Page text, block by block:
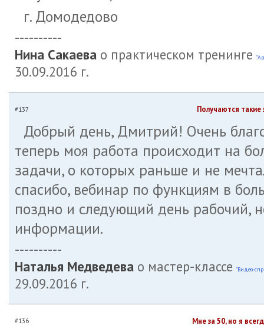
г. Домодедово
----------
Нина Сакаева о практическом тренинге
30.09.2016 г.
#137 Получаются
Добрый день, Дмитрий! Очень
теперь моя работа происходит на
задачи, о которых раньше и не
спасибо, вебинар по функциям в
поздно и следующий день рабочий,
информации.
----------
Наталья Медведева о мастер-классе "Видео-
29.09.2016 г.
#136 Мне за 50, но я